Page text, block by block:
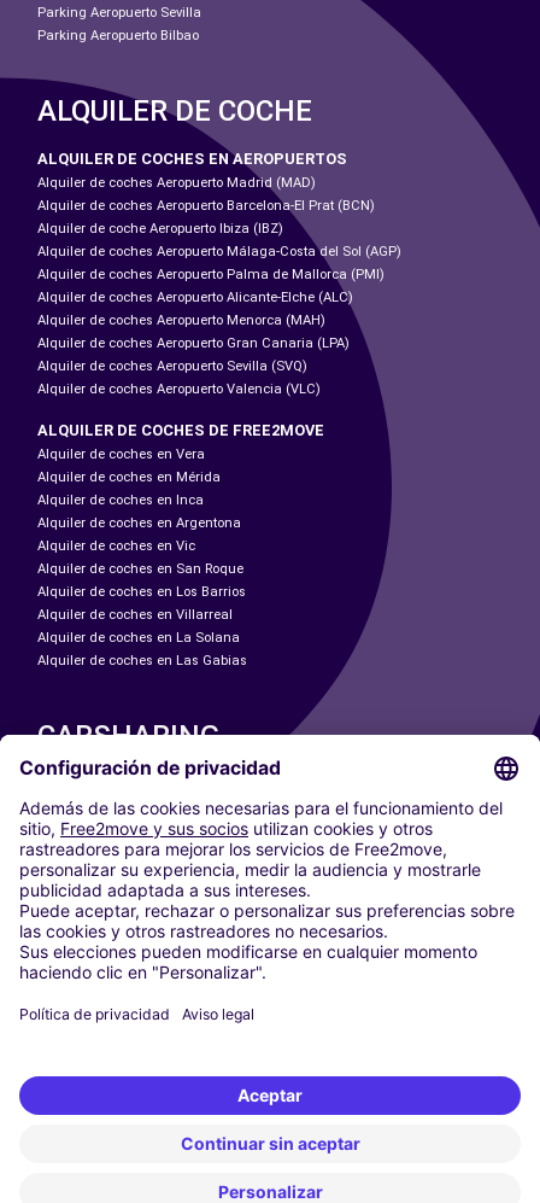
Parking Aeropuerto Sevilla
Parking Aeropuerto Bilbao
ALQUILER DE COCHE
ALQUILER DE COCHES EN AEROPUERTOS
Alquiler de coches Aeropuerto Madrid (MAD)
Alquiler de coches Aeropuerto Barcelona-El Prat (BCN)
Alquiler de coche Aeropuerto Ibiza (IBZ)
Alquiler de coches Aeropuerto Málaga-Costa del Sol (AGP)
Alquiler de coches Aeropuerto Palma de Mallorca (PMI)
Alquiler de coches Aeropuerto Alicante-Elche (ALC)
Alquiler de coches Aeropuerto Menorca (MAH)
Alquiler de coches Aeropuerto Gran Canaria (LPA)
Alquiler de coches Aeropuerto Sevilla (SVQ)
Alquiler de coches Aeropuerto Valencia (VLC)
ALQUILER DE COCHES DE FREE2MOVE
Alquiler de coches en Vera
Alquiler de coches en Mérida
Alquiler de coches en Inca
Alquiler de coches en Argentona
Alquiler de coches en Vic
Alquiler de coches en San Roque
Alquiler de coches en Los Barrios
Alquiler de coches en Villarreal
Alquiler de coches en La Solana
Alquiler de coches en Las Gabias
CARSHARING
NUESTRAS CIUDADES
Paris
Madrid
Washington DC
Milán
Roma
Turín
Viena
Berlín
Düsseldorf